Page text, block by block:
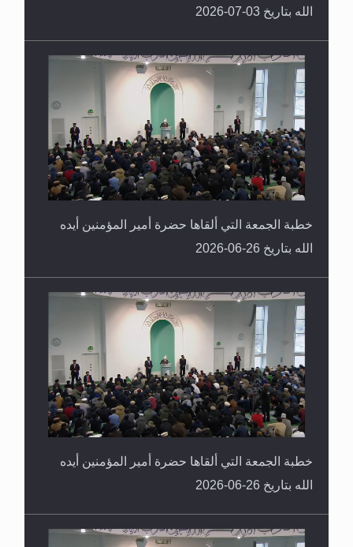
الله بتاريخ 03-07-2026
خطبة الجمعة التي ألقاها حضرة أمير المؤمنين أيده
الله بتاريخ 26-06-2026
خطبة الجمعة التي ألقاها حضرة أمير المؤمنين أيده
الله بتاريخ 26-06-2026